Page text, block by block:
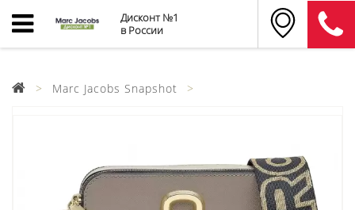
Дисконт №1
в России
Marc Jacobs Snapshot